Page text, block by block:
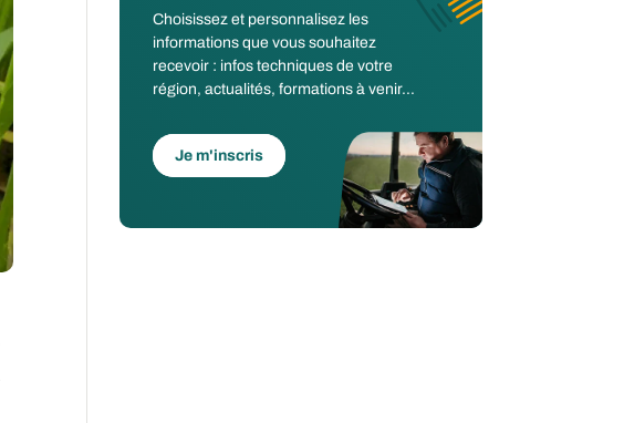
Choisissez et personnalisez les
informations que vous souhaitez
recevoir : infos techniques de votre
région, actualités, formations à venir...
Je m'inscris